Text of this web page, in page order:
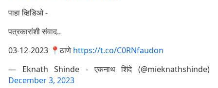
पाहा व्हिडिओ -
पत्रकारांशी संवाद..
03-12-2023 📍ठाणे https://t.co/C0RNfaudon
— Eknath Shinde - एकनाथ शिंदे (@mieknathshinde)
December 3, 2023